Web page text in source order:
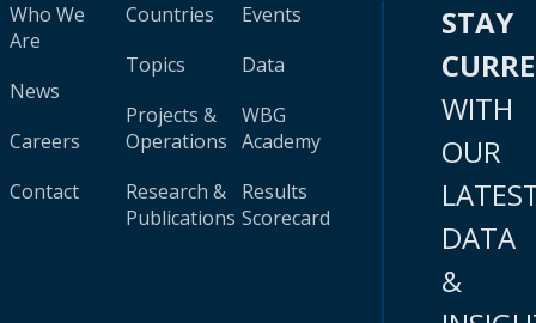
Who We
Are
News
Careers
Contact
Countries
Topics
Projects &
Operations
Research &
Publications
Events
Data
WBG
Academy
Results
Scorecard
STAY
WITH
OUR
DATA
&